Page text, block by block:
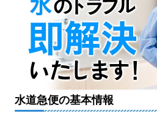
水道急便の基本情報